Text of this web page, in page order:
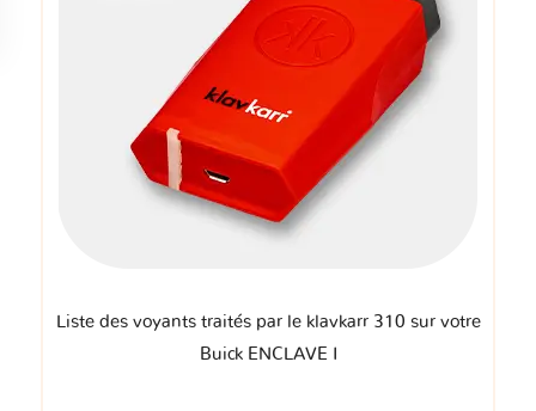
Liste des voyants traités par le klavkarr 310 sur votre
Buick ENCLAVE I